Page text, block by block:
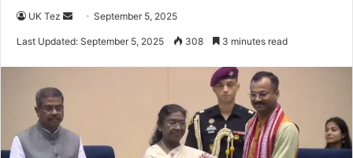
UK Tez
e
e
m
September 5, 2025
Last Updated: September 5, 2025 308 3 minutes read